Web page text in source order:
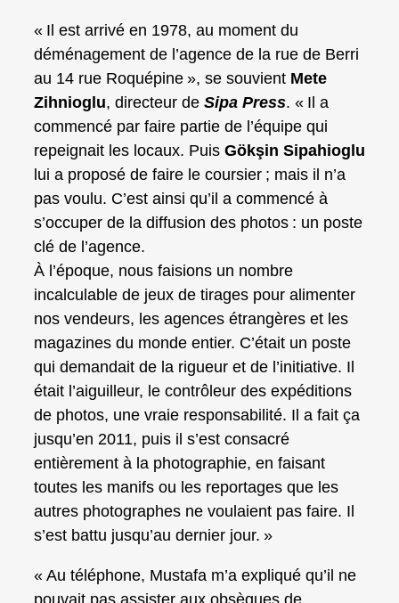
« Il est arrivé en 1978, au moment du
déménagement de l’agence de la rue de Berri
au 14 rue Roquépine », se souvient Mete
Zihnioglu, directeur de Sipa Press. « Il a
commencé par faire partie de l’équipe qui
repeignait les locaux. Puis Gökşin Sipahioglu
lui a proposé de faire le coursier ; mais il n’a
pas voulu. C’est ainsi qu’il a commencé à
s’occuper de la diffusion des photos : un poste
clé de l’agence.
À l’époque, nous faisions un nombre
incalculable de jeux de tirages pour alimenter
nos vendeurs, les agences étrangères et les
magazines du monde entier. C’était un poste
qui demandait de la rigueur et de l’initiative. Il
était l’aiguilleur, le contrôleur des expéditions
de photos, une vraie responsabilité. Il a fait ça
jusqu’en 2011, puis il s’est consacré
entièrement à la photographie, en faisant
toutes les manifs ou les reportages que les
autres photographes ne voulaient pas faire. Il
s’est battu jusqu’au dernier jour. »
« Au téléphone, Mustafa m’a expliqué qu’il ne
pouvait pas assister aux obsèques de